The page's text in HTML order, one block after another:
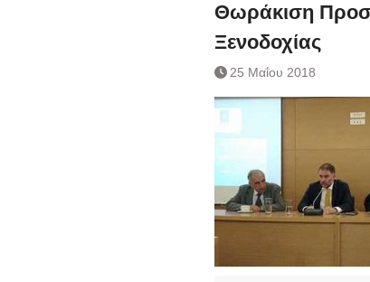
Ημερήσιο
Θωράκιση
Ξενοδοχίας
25 Μαΐου 2018